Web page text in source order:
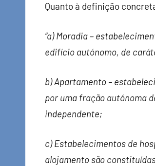
Quanto à definição
“a) Moradia –
edifício autónomo, de
b) Apartamento –
por uma fração autónoma
independente;
c) Estabelecimentos de
alojamento são